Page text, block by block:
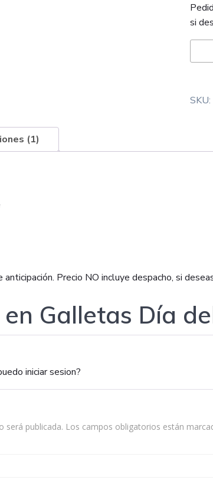
si
Día
SKU:
(1)
anticipación. Precio NO incluye despacho, si
Galletas Día
iniciar sesion?
será publicada. Los campos obligatorios están